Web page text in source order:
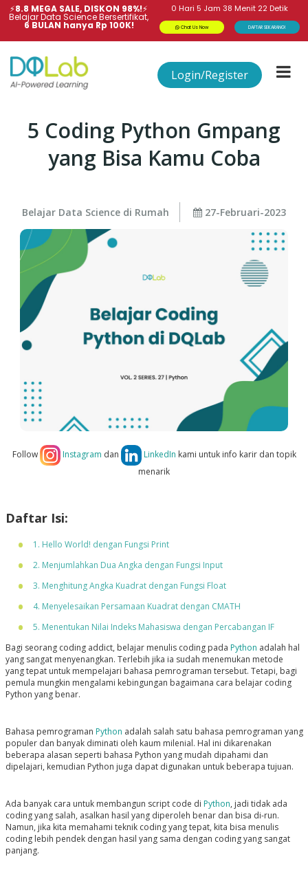
⚡8.8 MEGA SALE, DISKON 98%!⚡
Belajar Data Science Bersertifikat,
6 BULAN hanya Rp 100K!
0 Hari 5 Jam 38 Menit 22Detik
Chat Us Now DAFTAR SEKARANG!
Login/Register
5 Coding Python Gmpang
yang Bisa Kamu Coba
Belajar Data Science di Rumah 27-Februari-2023
Follow Instagram dan LinkedIn kami untuk info karir dan topik
menarik
Daftar Isi:
1. Hello World! dengan Fungsi Print
2. Menjumlahkan Dua Angka dengan Fungsi Input
3. Menghitung Angka Kuadrat dengan Fungsi Float
4. Menyelesaikan Persamaan Kuadrat dengan CMATH
5. Menentukan Nilai Indeks Mahasiswa dengan Percabangan IF
Bagi seorang coding addict, belajar menulis coding pada Python adalah hal
yang sangat menyenangkan. Terlebih jika ia sudah menemukan metode
yang tepat untuk mempelajari bahasa pemrograman tersebut. Tetapi, bagi
pemula mungkin mengalami kebingungan bagaimana cara belajar coding
Python yang benar.
Bahasa pemrograman Python adalah salah satu bahasa pemrograman yang
populer dan banyak diminati oleh kaum milenial. Hal ini dikarenakan
beberapa alasan seperti bahasa Python yang mudah dipahami dan
dipelajari, kemudian Python juga dapat digunakan untuk beberapa tujuan.
Ada banyak cara untuk membangun script code di Python, jadi tidak ada
coding yang salah, asalkan hasil yang diperoleh benar dan bisa di-run.
Namun, jika kita memahami teknik coding yang tepat, kita bisa menulis
coding lebih pendek dengan hasil yang sama dengan coding yang sangat
panjang.